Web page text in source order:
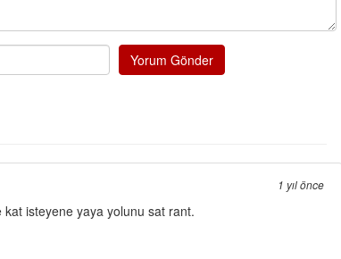
Yorum Gönder
1 yıl önce
isteyene yaya yolunu sat rant.
düşünsün ve sahip çıksınlar.
özelleştirilmeseydi sponsor
probl... DEVAMI
Tebrikler başkanım ve yönetim
bir hizmet.Ereğlimizin terası
damgasını vurmuş siyasi
bulmuş hali yalpalamadan saf